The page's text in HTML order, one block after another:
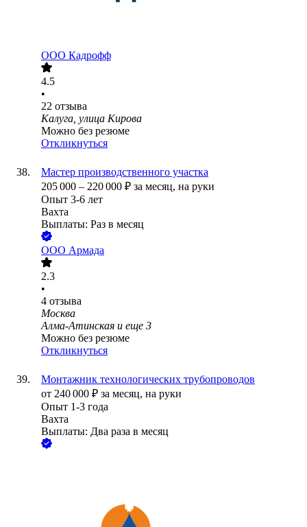
ООО Кадрофф
4.5
•
22 отзыва
Калуга, улица Кирова
Можно без резюме
Откликнуться
Мастер производственного участка
205 000 – 220 000 ₽ за месяц, на руки
Опыт 3-6 лет
Вахта
Выплаты: Раз в месяц
ООО Армада
2.3
•
4 отзыва
Москва
Алма-Атинская и еще 3
Можно без резюме
Откликнуться
Монтажник технологических трубопроводов
от 240 000 ₽ за месяц, на руки
Опыт 1-3 года
Вахта
Выплаты: Два раза в месяц